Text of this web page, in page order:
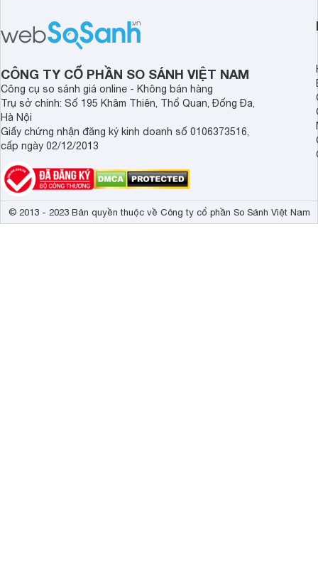
CÔNG TY CỔ PHẦN SO SÁNH VIỆT NAM
Công cụ so sánh giá online - Không bán hàng
Trụ sở chính: Số 195 Khâm Thiên, Thổ Quan, Đống Đa,
Hà Nội
Giấy chứng nhận đăng ký kinh doanh số 0106373516,
cấp ngày 02/12/2013
© 2013 - 2023 Bản quyền thuộc về Công ty cổ phần So Sánh Việt Nam